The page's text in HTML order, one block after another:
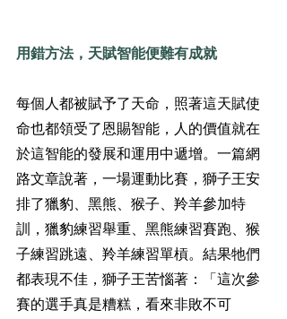
用錯方法，天賦智能便難有成就
每個人都被賦予了天命，照著這天賦使
命也都領受了恩賜智能，人的價值就在
於這智能的發展和運用中遞增。一篇網
路文章說著，一場運動比賽，獅子王安
排了獵豹、黑熊、猴子、羚羊參加特
訓，獵豹練習舉重、黑熊練習賽跑、猴
子練習跳遠、羚羊練習單槓。結果牠們
都表現不佳，獅子王苦惱著：「這次參
賽的選手真是糟糕，看來非敗不可